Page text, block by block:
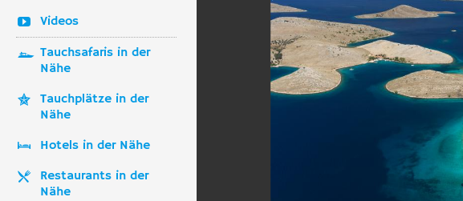
Videos
Tauchsafaris in der
Nähe
Tauchplätze in der
Nähe
Hotels in der Nähe
Restaurants in der
Nähe